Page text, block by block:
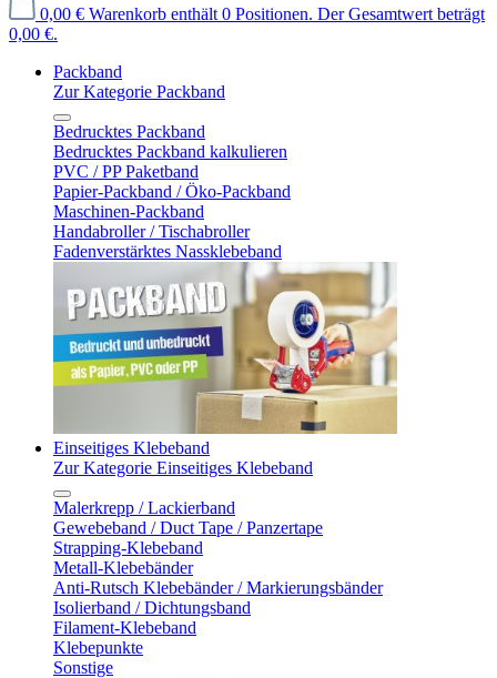
0,00 € Warenkorb enthält 0 Positionen. Der Gesamtwert beträgt
0,00 €.
Packband
Zur Kategorie Packband
Bedrucktes Packband
Bedrucktes Packband kalkulieren
PVC / PP Paketband
Papier-Packband / Öko-Packband
Maschinen-Packband
Handabroller / Tischabroller
Fadenverstärktes Nassklebeband
Einseitiges Klebeband
Zur Kategorie Einseitiges Klebeband
Malerkrepp / Lackierband
Gewebeband / Duct Tape / Panzertape
Strapping-Klebeband
Metall-Klebebänder
Anti-Rutsch Klebebänder / Markierungsbänder
Isolierband / Dichtungsband
Filament-Klebeband
Klebepunkte
Sonstige